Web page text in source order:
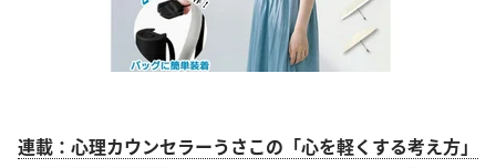
連載：心理カウンセラーうさこの「心を軽くする考え方」